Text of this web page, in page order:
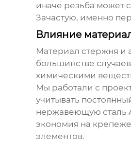
иначе резьба может
Зачастую, именно
Влияние
Материал стержня и
большинстве
химическими
Мы работали с
учитывать
нержавеющую сталь
экономия на
элементов.